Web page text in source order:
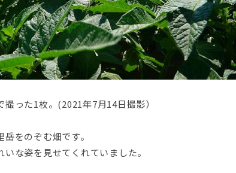
った1枚。(2021年7月14日撮影）
をのぞむ畑です。
な姿を見せてくれていました。